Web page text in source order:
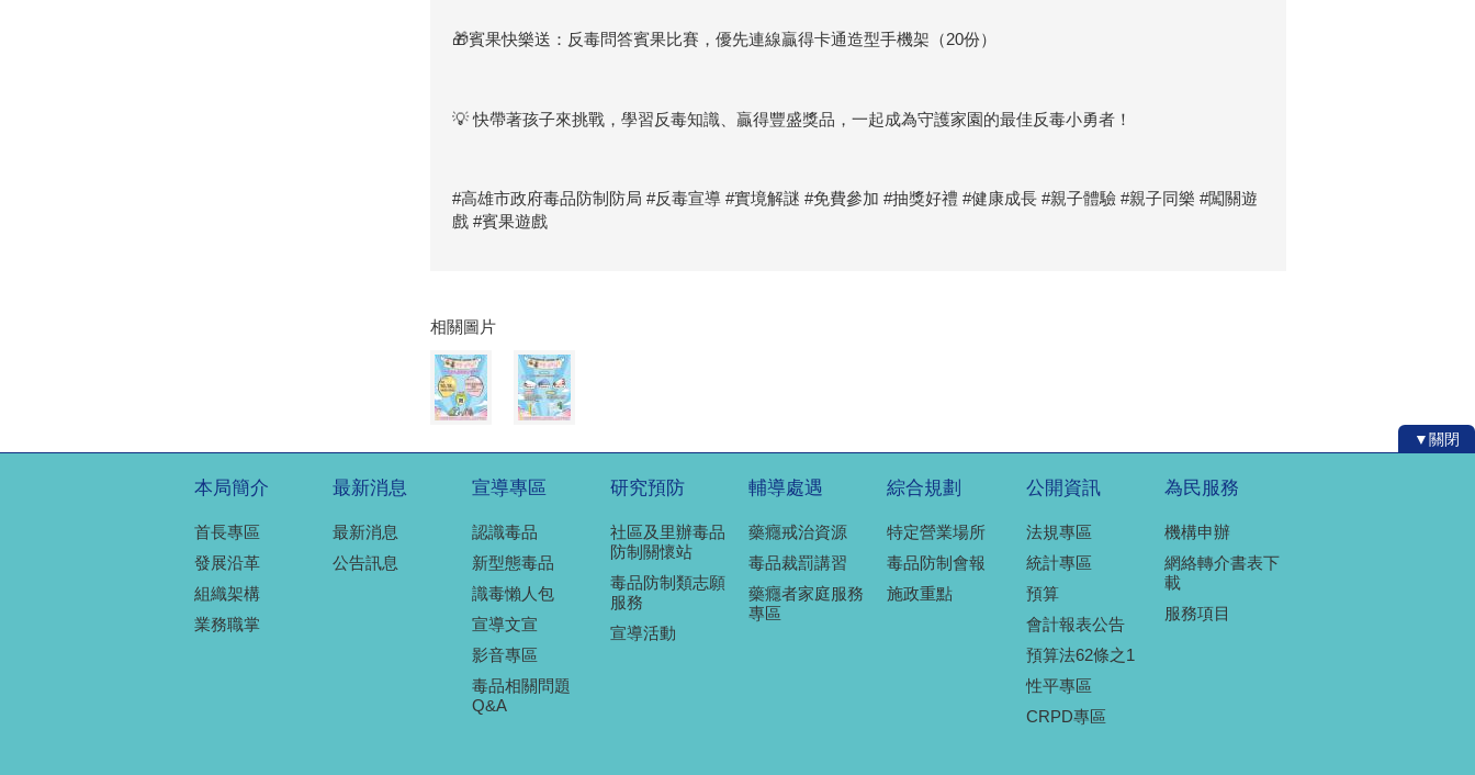
🎁賓果快樂送：反毒問答賓果比賽，優先連線贏得卡通造型手機架（20份）
💡 快帶著孩子來挑戰，學習反毒知識、贏得豐盛獎品，一起成為守護家園的最佳反毒小勇者！
#高雄市政府毒品防制防局 #反毒宣導 #實境解謎 #免費參加 #抽獎好禮 #健康成長 #親子體驗 #親子同樂 #闖關遊
戲 #賓果遊戲
相關圖片
▼關閉
本局簡介
首長專區
發展沿革
組織架構
業務職掌
最新消息
最新消息
公告訊息
宣導專區
認識毒品
新型態毒品
識毒懶人包
宣導文宣
影音專區
毒品相關問題
Q&A
研究預防
社區及里辦毒品
防制關懷站
毒品防制類志願
服務
宣導活動
輔導處遇
藥癮戒治資源
毒品裁罰講習
藥癮者家庭服務
專區
綜合規劃
特定營業場所
毒品防制會報
施政重點
公開資訊
法規專區
統計專區
預算
會計報表公告
預算法62條之1
性平專區
CRPD專區
為民服務
機構申辦
網絡轉介書表下
載
服務項目